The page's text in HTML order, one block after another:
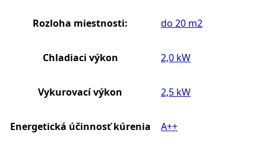
Rozloha miestnosti: do 20 m2
Chladiaci výkon 2,0 kW
Vykurovací výkon 2,5 kW
Energetická účinnosť kúrenia A++